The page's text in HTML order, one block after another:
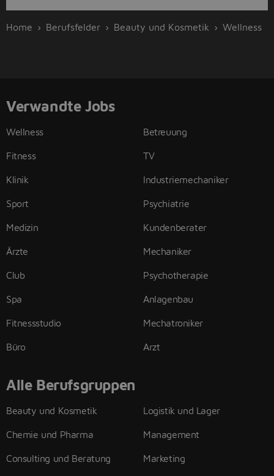
Home Berufsfelder Beauty und Kosmetik Wellness
Verwandte Jobs
Wellness
Fitness
Klinik
Sport
Medizin
Ärzte
Club
Spa
Fitnessstudio
Büro
Betreuung
TV
Industriemechaniker
Psychiatrie
Kundenberater
Mechaniker
Psychotherapie
Anlagenbau
Mechatroniker
Arzt
Alle Berufsgruppen
Beauty und Kosmetik
Chemie und Pharma
Consulting und Beratung
Logistik und Lager
Management
Marketing